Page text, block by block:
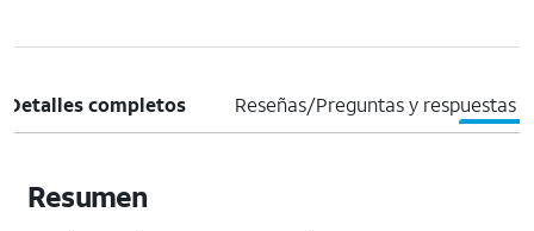
Detalles completos Reseñas/Preguntas y respuestas
Resumen